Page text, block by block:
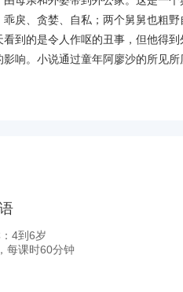
戾、贪婪、自私；两个舅舅也粗
到的是令人作呕的丑事，但他得
响。小说通过童年阿廖沙的所见
4到6岁
每课时60分钟